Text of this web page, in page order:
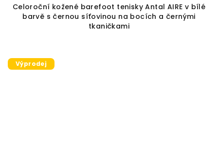
Celoroční kožené barefoot tenisky Antal AIRE v bílé
barvě s černou síťovinou na bocích a černými
tkaničkami
Výprodej